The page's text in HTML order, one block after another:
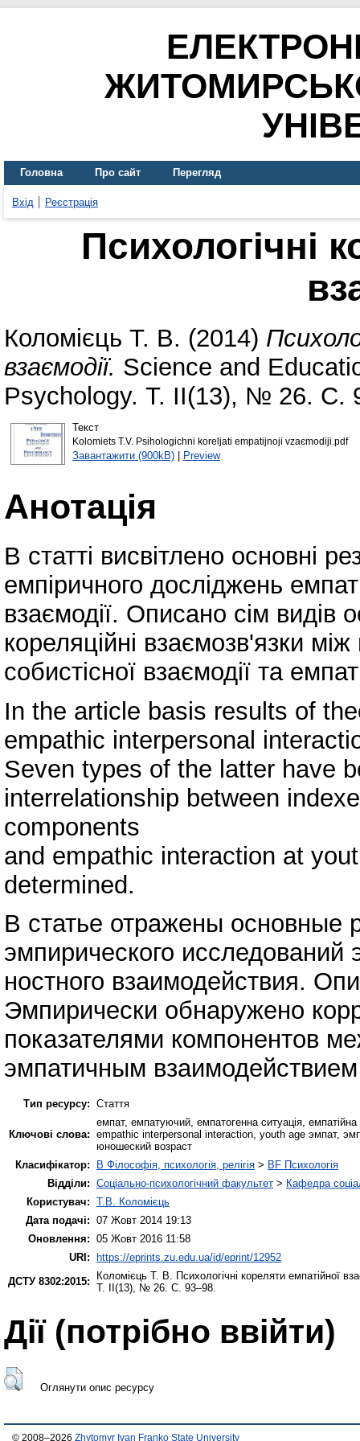
Головна Про сайт Перегляд
Вхід Реєстрація
Психологічні
Коломієць Т. В. (2014)
взаємодії. Science and
Psychology. Т. II(13), № 26. С.
Текст
Kolomiets T.V. Psihologіchnі koreljati empatіjnoji vzaєmodіji.pdf
Завантажити (900kB)| Preview
Анотація
В статті висвітлено основні
емпіричного досліджень
взаємодії. Описано сім видів
кореляційні взаємозв'язки
собистісної взаємодії та
In the article basis results of
empathic interpersonal
Seven types of the latter have
interrelationship between
components
and empathic interaction at
determined.
В статье отражены основные
эмпирического исследований
ностного взаимодействия.
Эмпирически обнаружено
показателями компонентов
эмпатичным
Тип ресурсу: Стаття
Ключові слова:
емпат, емпатуючий, емпатогенна ситуація,
empathic interpersonal interaction, youth age эмпат,
юношеский возраст
Класифікатор:
B Філософія, психологія, релігія > BF Психологія
Відділи: Соціально-психологічний факультет > Кафедра
Користувач: Т.В. Коломієць
Дата подачі: 07 Жовт 2014 19:13
Оновлення: 05 Жовт 2016 11:58
URI:
https://eprints.zu.edu.ua/id/eprint/12952
ДСТУ 8302:2015:
Коломієць Т. В. Психологічні кореляти емпатійної
Т. II(13), № 26. С. 93–98.
Дії ​​(потрібно ввійти)
Оглянути опис ресурсу
© 2008–2026 Zhytomyr Ivan Franko State University